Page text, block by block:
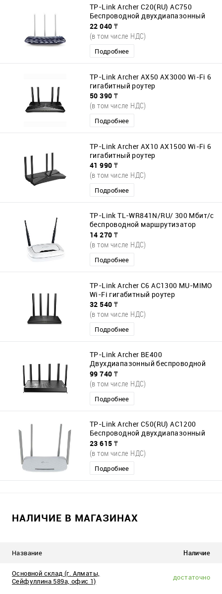
TP-Link Archer C20(RU) AC750
Беспроводной двухдиапазонный
маршрутизатор
22 040 ₸
(в том числе НДС)
Подробнее
TP-Link Archer AX50 AX3000 Wi‑Fi 6
гигабитный роутер
50 390 ₸
(в том числе НДС)
Подробнее
TP-Link Archer AX10 AX1500 Wi‑Fi 6
гигабитный роутер
41 990 ₸
(в том числе НДС)
Подробнее
TP-Link TL-WR841N/RU/ 300 Мбит/с
беспроводной маршрутизатор
серии N
14 270 ₸
(в том числе НДС)
Подробнее
TP-Link Archer C6 AC1300 MU-MIMO
Wi-Fi гигабитный роутер
32 540 ₸
(в том числе НДС)
Подробнее
TP-Link Archer BE400
Двухдиапазонный беспроводной
гигабитный маршрутизатор
99 740 ₸
(в том числе НДС)
Подробнее
TP-Link Archer C50(RU) AC1200
Беспроводной двухдиапазонный
маршрутизатор
23 615 ₸
(в том числе НДС)
Подробнее
НАЛИЧИЕ В МАГАЗИНАХ
Название Наличие
Основной склад (г. Алматы,
Сейфуллина 589а, офис 1)
достаточно